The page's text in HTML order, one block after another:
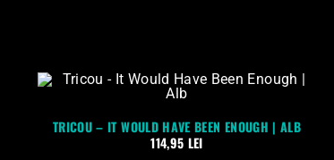
TRICOU – IT WOULD HAVE BEEN ENOUGH | ALB
114,95 LEI